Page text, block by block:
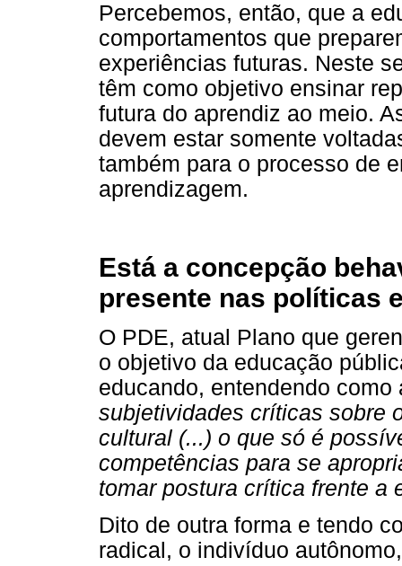
Percebemos, então, que a
comportamentos que
experiências futuras. Neste
têm como objetivo ensinar
futura do aprendiz ao meio.
devem estar somente
também para o processo de
aprendizagem.
Está a concepção
presente nas políticas
O PDE, atual Plano que
o objetivo da educação
educando, entendendo
subjetividades críticas sobre
cultural (...) o que só é
competências para se
tomar postura crítica frente a
Dito de outra forma e tendo
radical, o indivíduo